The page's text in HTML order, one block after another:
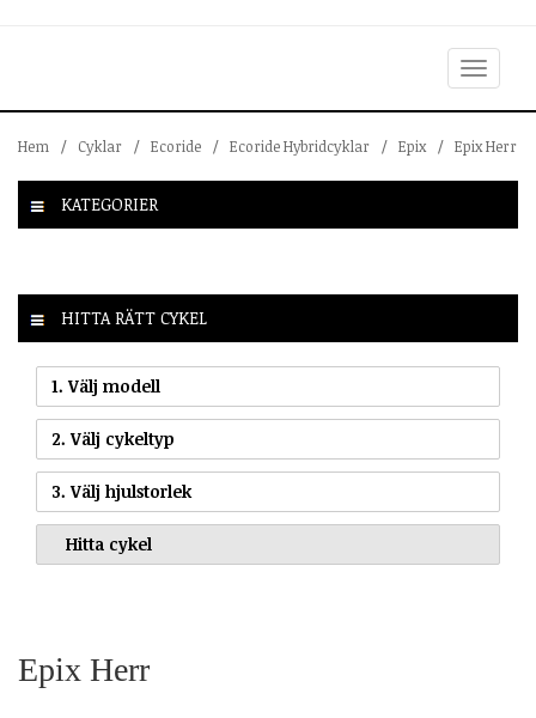
Toggle
navigation
Hem / Cyklar / Ecoride / Ecoride Hybridcyklar / Epix / Epix Herr
KATEGORIER
HITTA RÄTT CYKEL
1. Välj modell
2. Välj cykeltyp
3. Välj hjulstorlek
Epix Herr